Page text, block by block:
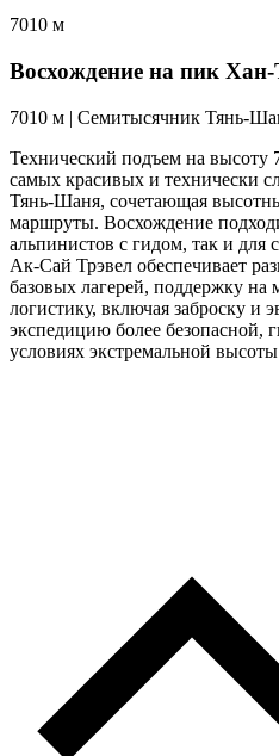
7010 м
Восхождение на пик
7010 м | Cемитысячник Тянь-
Технический подъем на
самых красивых и технически
Тянь-Шаня, сочетающая
маршруты. Восхождение
альпинистов с гидом, так и для
Ак-Сай Трэвел обеспечивает
базовых лагерей, поддержку на
логистику, включая заброску и
экспедицию более безопасной,
условиях экстремальной